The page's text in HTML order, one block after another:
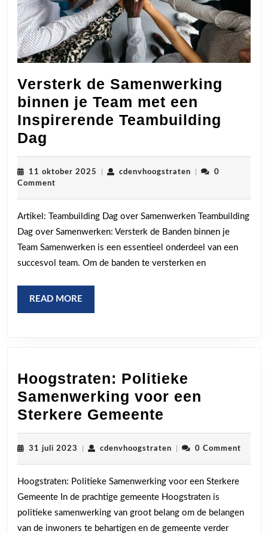
Versterk de Samenwerking
binnen je Team met een
Inspirerende Teambuilding
Dag
de
Samenwerking
binnen
je
Team
met
een
Teambuilding
Dag
11 oktober 2025 11
cdenvhoogstratencdenvhoogstraten
0
Comment
Artikel: Teambuilding Dag over Samenwerken Teambuilding
Dag over Samenwerken: Versterk de Banden binnen je
Team Samenwerken is een essentieel onderdeel van een
succesvol team. Om de banden te versterken en
READ MORE
MORE
Hoogstraten: Politieke
Samenwerking voor een
Sterkere Gemeente
Politieke
voor
een
Sterkere
Gemeente
31 juli 2023 31
cdenvhoogstratencdenvhoogstraten
0 Comment
Hoogstraten: Politieke Samenwerking voor een Sterkere
Gemeente In de prachtige gemeente Hoogstraten is
politieke samenwerking van groot belang om de belangen
van de inwoners te behartigen en de gemeente verder